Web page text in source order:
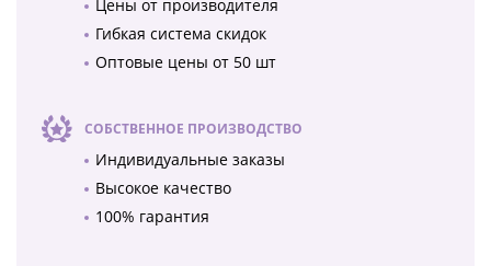
Цены от производителя
Гибкая система скидок
Оптовые цены от 50 шт
СОБСТВЕННОЕ ПРОИЗВОДСТВО
Индивидуальные заказы
Высокое качество
100% гарантия